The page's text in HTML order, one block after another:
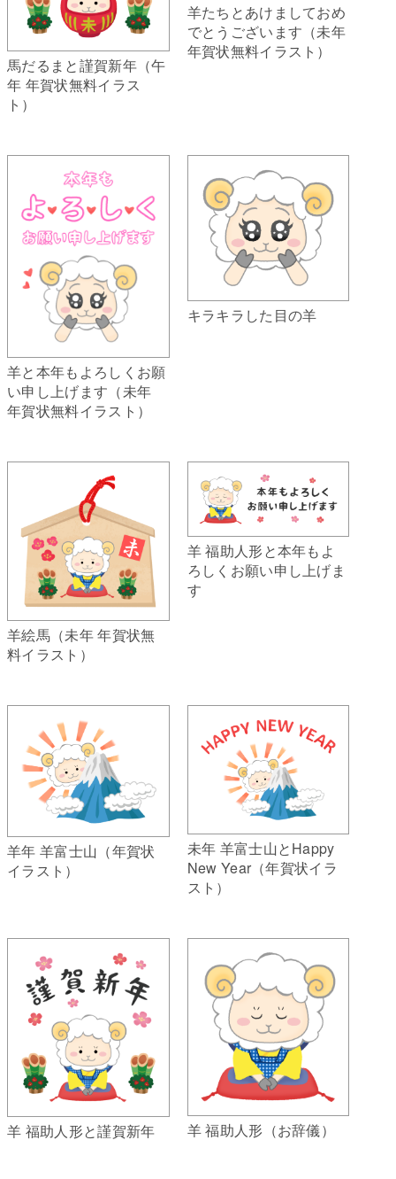
馬だるまと謹賀新年（午
年 年賀状無料イラス
ト）
羊たちとあけましておめ
でとうございます（未年
年賀状無料イラスト）
羊と本年もよろしくお願
い申し上げます（未年
年賀状無料イラスト）
キラキラした目の羊
羊絵馬（未年 年賀状無
料イラスト）
羊 福助人形と本年もよ
ろしくお願い申し上げま
す
羊年 羊富士山（年賀状
イラスト）
未年 羊富士山とHappy
New Year（年賀状イラ
スト）
羊 福助人形と謹賀新年 羊 福助人形（お辞儀）